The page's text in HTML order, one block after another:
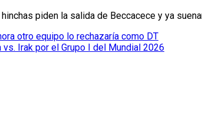
piden la salida de Beccacece y ya
otro equipo lo rechazaría como DT
Irak por el Grupo I del Mundial 2026